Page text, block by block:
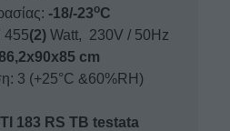
-18/-23oC
455(2) Watt, 230V / 50Hz
cm
3 (+25°C &60%RH)
183 RS TB testata